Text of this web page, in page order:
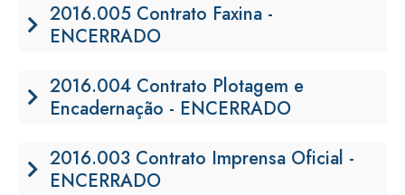
2016.005 Contrato Faxina -
ENCERRADO
2016.004 Contrato Plotagem e
Encadernação - ENCERRADO
2016.003 Contrato Imprensa Oficial -
ENCERRADO